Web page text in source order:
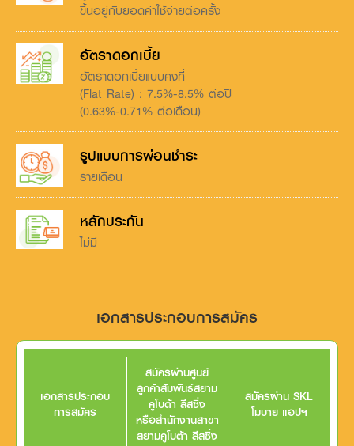
ขึ้นอยู่กับยอดค่าใช้จ่ายต่อครั้ง
อัตราดอกเบี้ย
อัตราดอกเบี้ยแบบคงที่
(Flat Rate) : 7.5%-8.5% ต่อปี
(0.63%-0.71% ต่อเดือน)
รูปแบบการผ่อนชำระ
รายเดือน
หลักประกัน
ไม่มี
เอกสารประกอบการสมัคร
เอกสารประกอบ
การสมัคร
สมัครผ่านศูนย์
ลูกค้าสัมพันธ์สยาม
คูโบต้า ลีสซิ่ง
หรือสำนักงานสาขา
สยามคูโบต้า ลีสซิ่ง
สมัครผ่าน SKL
โมบาย แอปฯ